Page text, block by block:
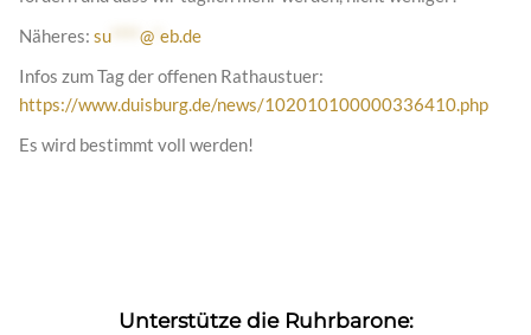
Näheres: su @ eb.de
Infos zum Tag der offenen Rathaustuer:
https://www.duisburg.de/news/102010100000336410.php
Es wird bestimmt voll werden!
Unterstütze die Ruhrbarone: